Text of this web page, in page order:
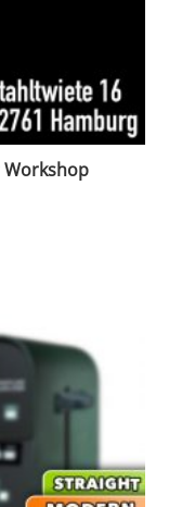
Workshop